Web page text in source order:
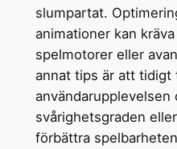
slumpartat.
animationer kan
spelmotorer eller
annat tips är att tidigt
användarupplevelsen
svårighetsgraden
förbättra